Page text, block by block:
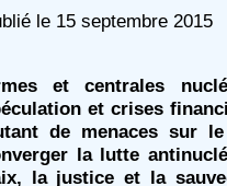
le 15 septembre 2015
et centrales
et crises
de menaces sur
la lutte
la justice et la